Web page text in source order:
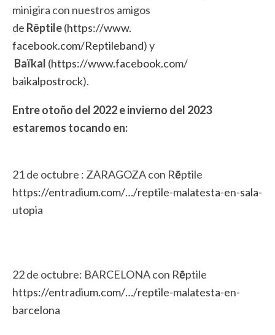
minigira con nuestros amigos
de Rēptile(https://www.
facebook.com/Reptileband) y
Baïkal (https://www.facebook.com/
baikalpostrock).
Entre otoño del 2022 e invierno del 2023
estaremos tocando en:
21 de octubre : ZARAGOZA con Rēptile
https://entradium.com/…/reptile-malatesta-en-sala-
utopia
22 de octubre: BARCELONA con Rēptile
https://entradium.com/…/reptile-malatesta-en-
barcelona